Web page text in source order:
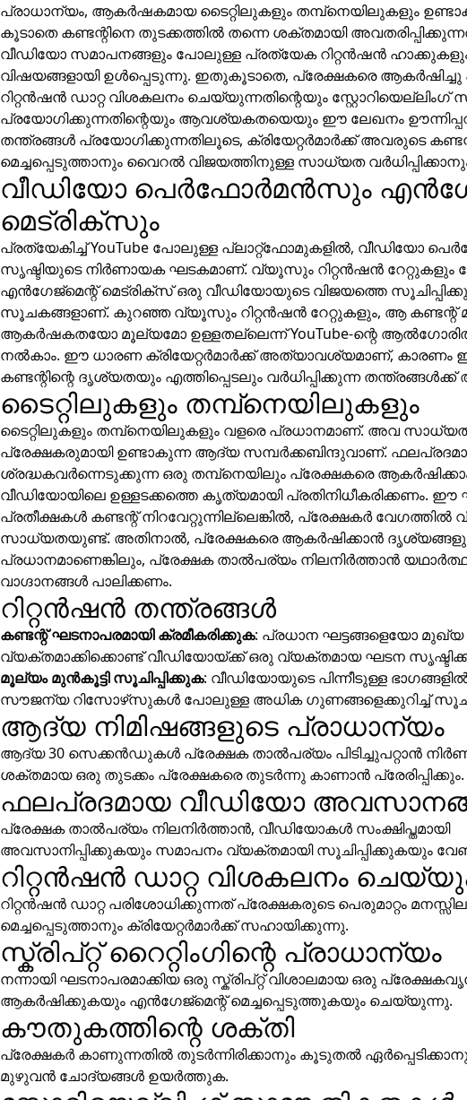
പ്രാധാന്യം, ആകർഷകമായ ടൈറ്റിലുകളും തമ്പ്‌നെയിലുകളും
കൂടാതെ കണ്ടന്റിനെ തുടക്കത്തിൽ തന്നെ ശക്തമായി
വീഡിയോ സമാപനങ്ങളും പോലുള്ള പ്രത്യേക റിറ്റൻഷൻ
വിഷയങ്ങളായി ഉൾപ്പെടുന്നു. ഇതുകൂടാതെ, പ്രേക്ഷകരെ ആകർഷിച്ചു
റിറ്റൻഷൻ ഡാറ്റ വിശകലനം ചെയ്യുന്നതിന്റെയും സ്റ്റോറിയെല്ലിംഗ്
പ്രയോഗിക്കുന്നതിന്റെയും ആവശ്യകതയെയും ഈ ലേഖനം
തന്ത്രങ്ങൾ പ്രയോഗിക്കുന്നതിലൂടെ, ക്രിയേറ്റർമാർക്ക് അവരുടെ
മെച്ചപ്പെടുത്താനും വൈറൽ വിജയത്തിനുള്ള സാധ്യത
വീഡിയോ പെർഫോർമൻസും
മെട്രിക്‌സും
പ്രത്യേകിച്ച് YouTube പോലുള്ള പ്ലാറ്റ്ഫോമുകളിൽ, വീഡിയോ
സൃഷ്ടിയുടെ നിർണായക ഘടകമാണ്. വ്യൂസും റിറ്റൻഷൻ
എൻഗേജ്മെന്റ് മെട്രിക്‌സ് ഒരു വീഡിയോയുടെ വിജയത്തെ
സൂചകങ്ങളാണ്. കുറഞ്ഞ വ്യൂസും റിറ്റൻഷൻ റേറ്റുകളും, ആ കണ്ടന്റ്
ആകർഷകതയോ മൂല്യമോ ഉള്ളതല്ലെന്ന് YouTube-ന്റെ
നൽകാം. ഈ ധാരണ ക്രിയേറ്റർമാർക്ക് അത്യാവശ്യമാണ്,
കണ്ടന്റിന്റെ ദൃശ്യതയും എത്തിപ്പെടലും വർധിപ്പിക്കുന്ന
ടൈറ്റിലുകളും തമ്പ്‌നെയിലുകളും
ടൈറ്റിലുകളും തമ്പ്‌നെയിലുകളും വളരെ പ്രധാനമാണ്. അവ
പ്രേക്ഷകരുമായി ഉണ്ടാകുന്ന ആദ്യ സമ്പർക്കബിന്ദുവാണ്.
ശ്രദ്ധകവർന്നെടുക്കുന്ന ഒരു തമ്പ്‌നെയിലും പ്രേക്ഷകരെ
വീഡിയോയിലെ ഉള്ളടക്കത്തെ കൃത്യമായി പ്രതിനിധീകരിക്കണം.
പ്രതീക്ഷകൾ കണ്ടന്റ് നിറവേറ്റുന്നില്ലെങ്കിൽ, പ്രേക്ഷകർ വേഗത്തിൽ
സാധ്യതയുണ്ട്. അതിനാൽ, പ്രേക്ഷകരെ ആകർഷിക്കാൻ ദൃശ്യങ്ങളും
പ്രധാനമാണെങ്കിലും, പ്രേക്ഷക താൽപര്യം നിലനിർത്താൻ
വാഗ്ദാനങ്ങൾ പാലിക്കണം.
റിറ്റൻഷൻ തന്ത്രങ്ങൾ
കണ്ടന്റ് ഘടനാപരമായി ക്രമീകരിക്കുക: പ്രധാന ഘട്ടങ്ങളെയോ
വ്യക്തമാക്കിക്കൊണ്ട് വീഡിയോയ്ക്ക് ഒരു വ്യക്തമായ ഘടന
മൂല്യം മുൻകൂട്ടി സൂചിപ്പിക്കുക: വീഡിയോയുടെ പിന്നീടുള്ള
സൗജന്യ റിസോഴ്‌സുകൾ പോലുള്ള അധിക ഗുണങ്ങളെക്കുറിച്ച്
ആദ്യ നിമിഷങ്ങളുടെ പ്രാധാന്യം
ആദ്യ 30 സെക്കൻഡുകൾ പ്രേക്ഷക താൽപര്യം പിടിച്ചുപറ്റാൻ
ശക്തമായ ഒരു തുടക്കം പ്രേക്ഷകരെ തുടർന്നു കാണാൻ പ്രേരിപ്പിക്കും.
ഫലപ്രദമായ വീഡിയോ
പ്രേക്ഷക താൽപര്യം നിലനിർത്താൻ, വീഡിയോകൾ സംക്ഷിപ്തമായി
അവസാനിപ്പിക്കുകയും സമാപനം വ്യക്തമായി സൂചിപ്പിക്കുകയും
റിറ്റൻഷൻ ഡാറ്റ വിശകലനം
റിറ്റൻഷൻ ഡാറ്റ പരിശോധിക്കുന്നത് പ്രേക്ഷകരുടെ പെരുമാറ്റം
മെച്ചപ്പെടുത്താനും ക്രിയേറ്റർമാർക്ക് സഹായിക്കുന്നു.
സ്ക്രിപ്റ്റ് റൈറ്റിംഗിന്റെ പ്രാധാന്യം
നന്നായി ഘടനാപരമാക്കിയ ഒരു സ്ക്രിപ്റ്റ് വിശാലമായ ഒരു
ആകർഷിക്കുകയും എൻഗേജ്മെന്റ് മെച്ചപ്പെടുത്തുകയും ചെയ്യുന്നു.
കൗതുകത്തിന്റെ ശക്തി
പ്രേക്ഷകർ കാണുന്നതിൽ തുടർന്നിരിക്കാനും കൂടുതൽ
മുഴുവൻ ചോദ്യങ്ങൾ ഉയർത്തുക.